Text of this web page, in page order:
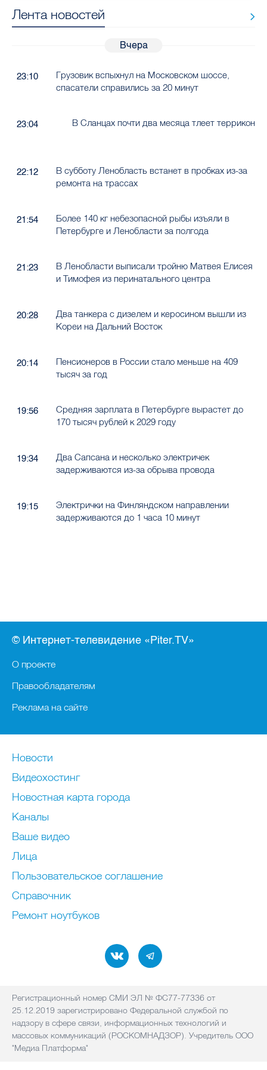
Лента новостей
Вчера
23:10
Грузовик вспыхнул на Московском шоссе,
спасатели справились за 20 минут
23:04 В Сланцах почти два месяца тлеет террикон
22:12
В субботу Ленобласть встанет в пробках из-за
ремонта на трассах
21:54
Более 140 кг небезопасной рыбы изъяли в
Петербурге и Ленобласти за полгода
21:23
В Ленобласти выписали тройню Матвея Елисея
и Тимофея из перинатального центра
20:28
Два танкера с дизелем и керосином вышли из
Кореи на Дальний Восток
20:14
Пенсионеров в России стало меньше на 409
тысяч за год
19:56
Средняя зарплата в Петербурге вырастет до
170 тысяч рублей к 2029 году
19:34
Два Сапсана и несколько электричек
задерживаются из-за обрыва провода
19:15
Электрички на Финляндском направлении
задерживаются до 1 часа 10 минут
© Интернет-телевидение «Piter.TV»
О проекте
Правообладателям
Реклама на сайте
Новости
Видеохостинг
Новостная карта города
Каналы
Ваше видео
Лица
Пользовательское соглашение
Справочник
Ремонт нoутбуков
Регистрационный номер СМИ ЭЛ № ФС77-77336 от
25.12.2019 зарегистрировано Федеральной службой по
надзору в сфере связи, информационных технологий и
массовых коммуникаций (РОСКОМНАДЗОР). Учредитель ООО
"Медиа Платформа"